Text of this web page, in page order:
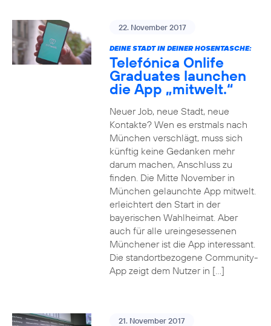
22. November 2017
DEINE STADT IN DEINER HOSENTASCHE:
Telefónica Onlife
Graduates launchen
die App „mitwelt.“
Neuer Job, neue Stadt, neue
Kontakte? Wen es erstmals nach
München verschlägt, muss sich
künftig keine Gedanken mehr
darum machen, Anschluss zu
finden. Die Mitte November in
München gelaunchte App mitwelt.
erleichtert den Start in der
bayerischen Wahlheimat. Aber
auch für alle ureingesessenen
Münchener ist die App interessant.
Die standortbezogene Community-
App zeigt dem Nutzer in […]
21. November 2017